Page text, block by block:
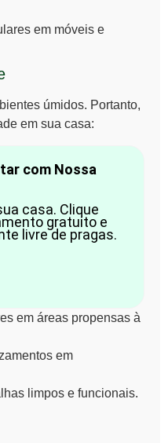
em móveis e
úmidos. Portanto,
em sua casa:
com Nossa
casa. Clique
gratuito e
livre de pragas.
em áreas propensas à
em
limpos e funcionais.